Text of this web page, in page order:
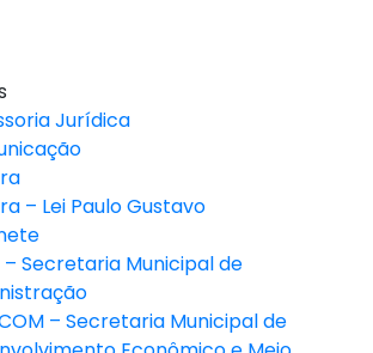
Jurídica
– Lei Paulo Gustavo
– Secretaria Municipal de
– Secretaria Municipal de